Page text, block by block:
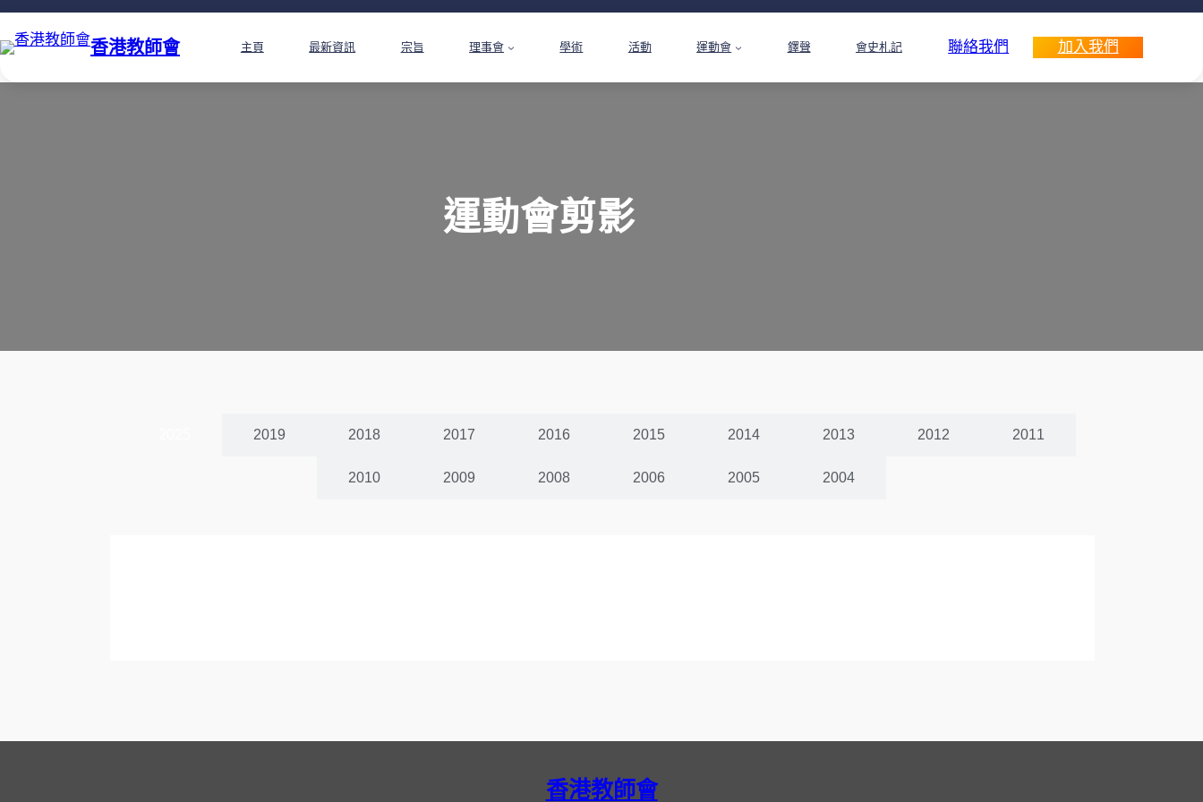
香港教師會 主頁 最新資訊 宗旨 理事會 學術 活動 運動會 鐸聲 會史札記 聯絡我們 加入我們
運動會剪影
2019 2018 2017 2016 2015 2014 2013 2012 2011
2010 2009 2008 2006 2005 2004
香港教師會